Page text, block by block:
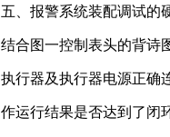
五、报警系统装配调试的
结合图一控制表头的背诗
执行器及执行器电源正确
作运行结果是否达到了闭